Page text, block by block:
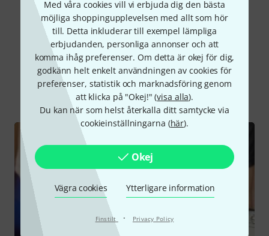
Med våra cookies vill vi erbjuda dig den bästa
möjliga shoppingupplevelsen med allt som hör
till. Detta inkluderar till exempel lämpliga
erbjudanden, personliga annonser och att
komma ihåg preferenser. Om detta är okej för dig,
godkänn helt enkelt användningen av cookies för
preferenser, statistik och marknadsföring genom
att klicka på "Okej!" (visa alla).
Du kan när som helst återkalla ditt samtycke via
cookieinställningarna (här).
Okej
Vägra cookies Ytterligare information
Finstilt · Privacy Policy
Läs alla recensioner
Visste du?
Alla videos Onlineguide